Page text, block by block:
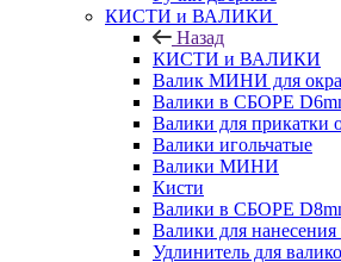
КИСТИ и ВАЛИКИ
Назад
КИСТИ и ВАЛИКИ
Валик МИНИ для
Валики в СБОРЕ
Валики для прикатки
Валики игольчатые
Валики МИНИ
Кисти
Валики в СБОРЕ
Валики для
Удлинитель для